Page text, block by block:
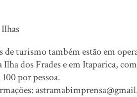
Ilhas
de turismo também estão em
Ilha dos Frades e em Itaparica,
por pessoa.